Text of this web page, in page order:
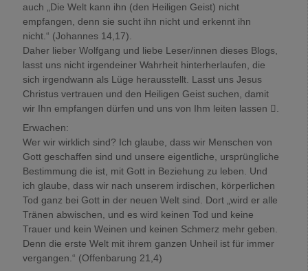
auch „Die Welt kann ihn (den Heiligen Geist) nicht
empfangen, denn sie sucht ihn nicht und erkennt ihn
nicht.“ (Johannes 14,17).
Daher lieber Wolfgang und liebe Leser/innen dieses Blogs,
lasst uns nicht irgendeiner Wahrheit hinterherlaufen, die
sich irgendwann als Lüge herausstellt. Lasst uns Jesus
Christus vertrauen und den Heiligen Geist suchen, damit
wir Ihn empfangen dürfen und uns von Ihm leiten lassen .
Erwachen:
Wer wir wirklich sind? Ich glaube, dass wir Menschen von
Gott geschaffen sind und unsere eigentliche, ursprüngliche
Bestimmung die ist, mit Gott in Beziehung zu leben. Und
ich glaube, dass wir nach unserem irdischen, körperlichen
Tod ganz bei Gott in der neuen Welt sind. Dort „wird er alle
Tränen abwischen, und es wird keinen Tod und keine
Trauer und kein Weinen und keinen Schmerz mehr geben.
Denn die erste Welt mit ihrem ganzen Unheil ist für immer
vergangen.“ (Offenbarung 21,4)